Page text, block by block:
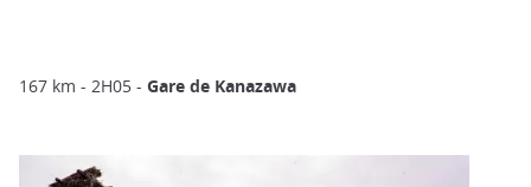
167 km - 2H05 - Gare de Kanazawa